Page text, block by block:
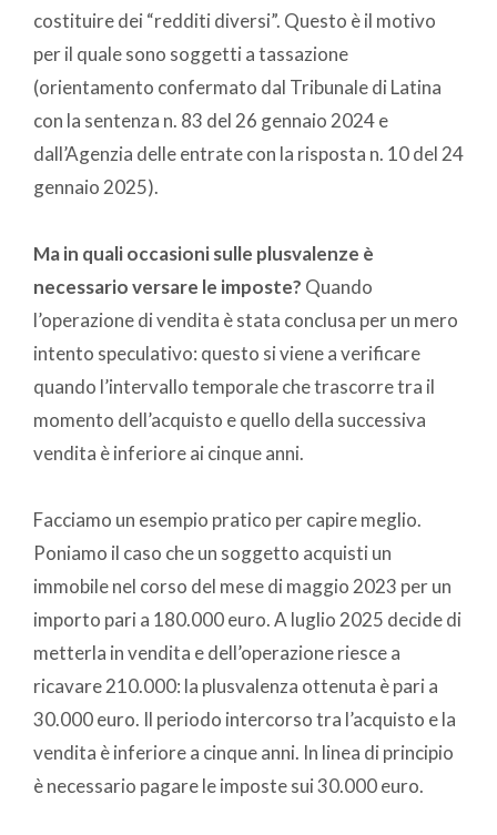
costituire dei “redditi diversi”. Questo è il motivo
per il quale sono soggetti a tassazione
(orientamento confermato dal Tribunale di Latina
con la sentenza n. 83 del 26 gennaio 2024 e
dall’Agenzia delle entrate con la risposta n. 10 del 24
gennaio 2025).
Ma in quali occasioni sulle plusvalenze è
necessario versare le imposte? Quando
l’operazione di vendita è stata conclusa per un mero
intento speculativo: questo si viene a verificare
quando l’intervallo temporale che trascorre tra il
momento dell’acquisto e quello della successiva
vendita è inferiore ai cinque anni.
Facciamo un esempio pratico per capire meglio.
Poniamo il caso che un soggetto acquisti un
immobile nel corso del mese di maggio 2023 per un
importo pari a 180.000 euro. A luglio 2025 decide di
metterla in vendita e dell’operazione riesce a
ricavare 210.000: la plusvalenza ottenuta è pari a
30.000 euro. Il periodo intercorso tra l’acquisto e la
vendita è inferiore a cinque anni. In linea di principio
è necessario pagare le imposte sui 30.000 euro.